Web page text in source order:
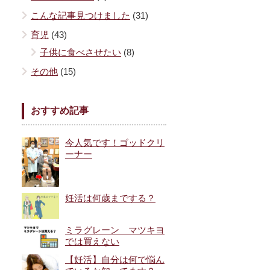
こんな記事見つけました (31)
育児 (43)
子供に食べさせたい (8)
その他 (15)
おすすめ記事
今人気です！ゴッドクリ
ーナー
妊活は何歳までする？
ミラグレーン マツキヨ
では買えない
【妊活】自分は何で悩ん